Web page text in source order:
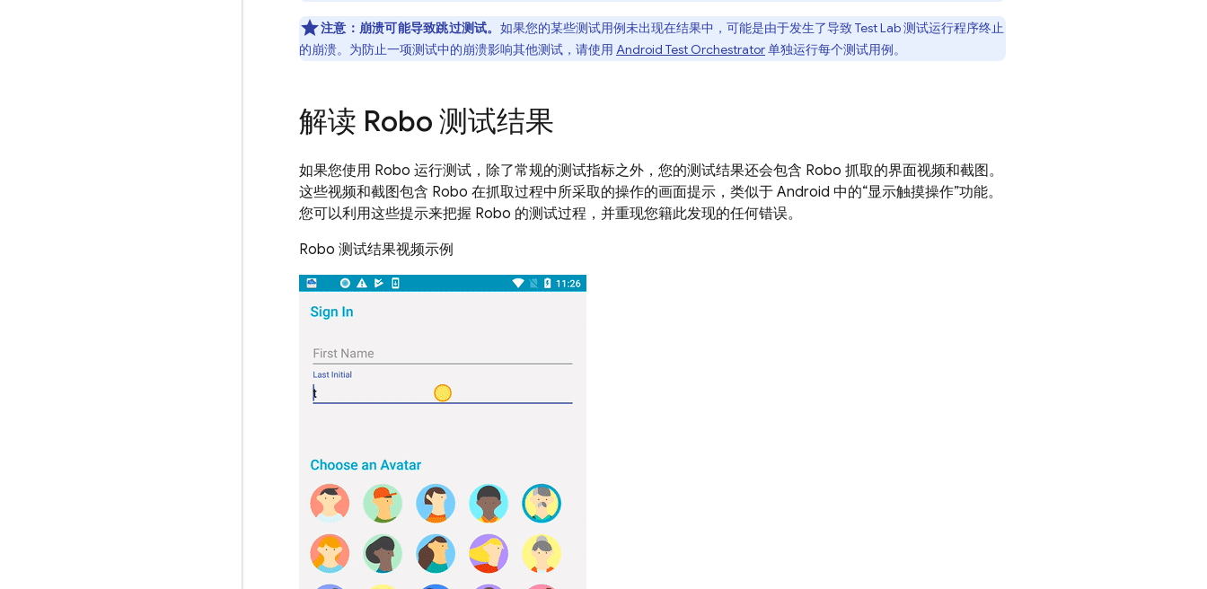
注意： 崩溃可能导致跳过测试。 如果您的某些测试用例未出现在结果中，可能是由于发生了导致Test Lab测试运行程序终止
的崩溃。为防止一项测试中的崩溃影响其他测试，请使用 Android Test Orchestrator单独运行每个测试用例。
解读 Robo 测试结果
如果您使用 Robo 运行测试，除了常规的测试指标之外，您的测试结果还会包含 Robo 抓取的界面视频和截图。
这些视频和截图包含 Robo 在抓取过程中所采取的操作的画面提示，类似于 Android 中的“显示触摸操作”功能。
您可以利用这些提示来把握 Robo 的测试过程，并重现您籍此发现的任何错误。
Robo 测试结果视频示例